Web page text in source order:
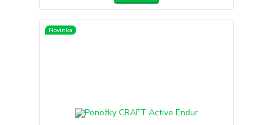
Novinka